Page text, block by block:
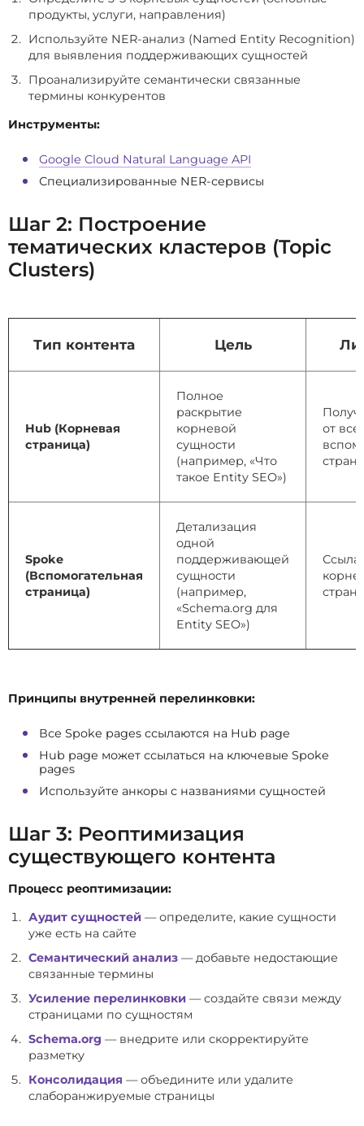
продукты, услуги, направления)
Используйте NER-анализ (Named Entity Recognition)
для выявления поддерживающих сущностей
Проанализируйте семантически связанные
термины конкурентов
Инструменты:
Google Cloud Natural Language API
Специализированные NER-сервисы
Шаг 2: Построение
тематических кластеров (Topic
Clusters)
Тип контента Цель
Hub (Корневая
страница)
Полное
раскрытие
корневой
сущности
(например, «Что
такое Entity SEO»)
от
Spoke
(Вспомогательная
страница)
Детализация
одной
поддерживающей
сущности
(например,
«Schema.org для
Entity SEO»)
Принципы внутренней перелинковки:
Все Spoke pages ссылаются на Hub page
Hub page может ссылаться на ключевые Spoke
pages
Используйте анкоры с названиями сущностей
Шаг 3: Реоптимизация
существующего контента
Процесс реоптимизации:
Аудит сущностей — определите, какие сущности
уже есть на сайте
Семантический анализ — добавьте недостающие
связанные термины
Усиление перелинковки — создайте связи между
страницами по сущностям
Schema.org — внедрите или скорректируйте
разметку
Консолидация — объедините или удалите
слаборанжируемые страницы